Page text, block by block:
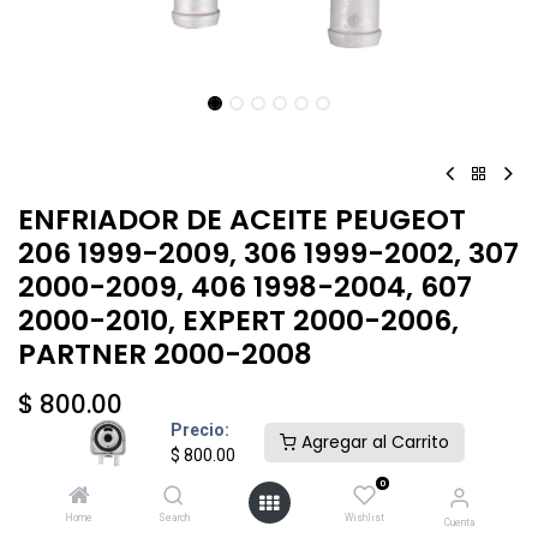
Precio:
$ 800.00
Agregar al Carrito
Home Search
0
Wishlist Cuenta
ENFRIADOR DE ACEITE PEUGEOT
206 1999-2009, 306 1999-2002, 307
2000-2009, 406 1998-2004, 607
2000-2010, EXPERT 2000-2006,
PARTNER 2000-2008
$ 800.00